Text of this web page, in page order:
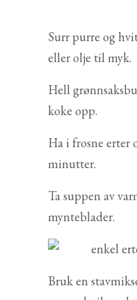
Surr purre og
eller olje til myk.
Hell
koke opp.
Ha i frosne erter
minutter.
Ta suppen av
mynteblader.
Bruk en